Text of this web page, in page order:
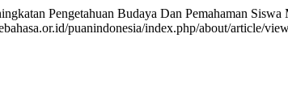
Pengetahuan Budaya Dan Pemahaman
puanindonesia/index.php/about/article/